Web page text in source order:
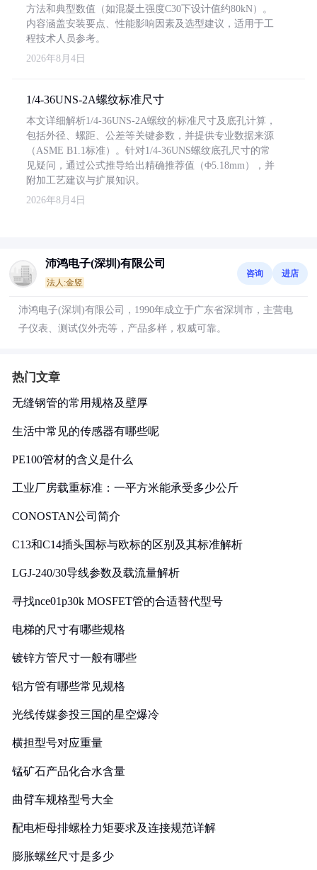
方法和典型数值（如混凝土强度C30下设计值约80kN）。
内容涵盖安装要点、性能影响因素及选型建议，适用于工
程技术人员参考。
2026年8月4日
1/4-36UNS-2A螺纹标准尺寸
本文详细解析1/4-36UNS-2A螺纹的标准尺寸及底孔计算，
包括外径、螺距、公差等关键参数，并提供专业数据来源
（ASME B1.1标准）。针对1/4-36UNS螺纹底孔尺寸的常
见疑问，通过公式推导给出精确推荐值（Φ5.18mm），并
附加工艺建议与扩展知识。
2026年8月4日
沛鸿电子(深圳)有限公司
法人:金竖
咨询 进店
沛鸿电子(深圳)有限公司，1990年成立于广东省深圳市，主营电
子仪表、测试仪外壳等，产品多样，权威可靠。
热门文章
无缝钢管的常用规格及壁厚
生活中常见的传感器有哪些呢
PE100管材的含义是什么
工业厂房载重标准：一平方米能承受多少公斤
CONOSTAN公司简介
C13和C14插头国标与欧标的区别及其标准解析
LGJ-240/30导线参数及载流量解析
寻找nce01p30k MOSFET管的合适替代型号
电梯的尺寸有哪些规格
镀锌方管尺寸一般有哪些
铝方管有哪些常见规格
光线传媒参投三国的星空爆冷
横担型号对应重量
锰矿石产品化合水含量
曲臂车规格型号大全
配电柜母排螺栓力矩要求及连接规范详解
膨胀螺丝尺寸是多少